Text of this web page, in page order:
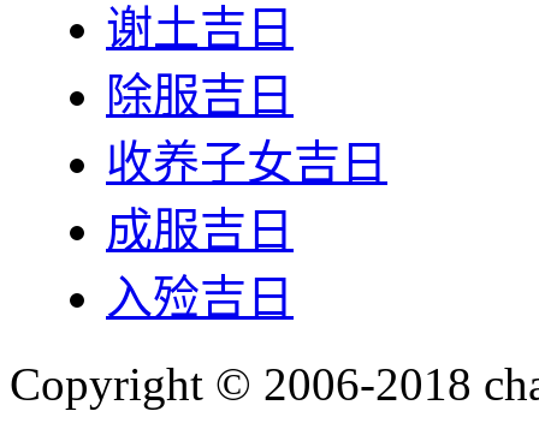
谢土吉日
除服吉日
收养子女吉日
成服吉日
入殓吉日
Copyright © 2006-2018